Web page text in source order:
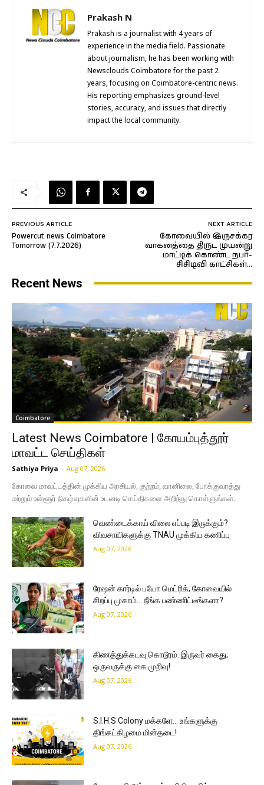
Prakash N
Prakash is a journalist with 4 years of
experience in the media field. Passionate
about journalism, he has been working with
Newsclouds Coimbatore for the past 2
years, focusing on Coimbatore-centric news.
His reporting emphasizes ground-level
stories, accuracy, and issues that directly
impact the local community.
PREVIOUS ARTICLE
Powercut news Coimbatore
Tomorrow (7.7.2026)
NEXT ARTICLE
கோவையில் இருசக்கர
வாகனத்தை திருட முயன்று
மாட்டிக் கொண்ட நபர்-
சிசிடிவி காட்சிகள்…
Recent News
Coimbatore
Latest News Coimbatore | கோயம்புத்தூர்
மாவட்ட செய்திகள்
Sathiya Priya - Aug 07, 2026
கோவை மாவட்டத்தின் முக்கிய அரசியல், குற்றம், வானிலை, போக்குவரத்து
மற்றும் உள்ளூர் நிகழ்வுகளின் உடனடி செய்திகளை அறிந்து கொள்ளுங்கள்.
வெண்டைக்காய் விலை எப்படி இருக்கும்?
விவசாயிகளுக்கு TNAU முக்கிய கணிப்பு
Aug 07, 2026
ரேஷன் கார்டில் பயோ மெட்ரிக்; கோவையில்
சிறப்பு முகாம்… நீங்க பண்ணிட்டீங்களா?
Aug 07, 2026
கிணத்துக்கடவு கொடூரம்: இருவர் கைது;
ஒருவருக்கு கை முறிவு!
Aug 07, 2026
S.I.H.S Colony மக்களே… உங்களுக்கு
திங்கட்கிழமை மின்தடை!
Aug 07, 2026